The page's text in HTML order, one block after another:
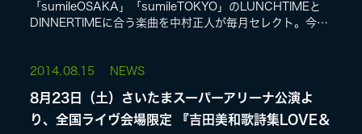
「sumileOSAKA」「sumileTOKYO」のLUNCHTIMEと
DINNERTIMEに合う楽曲を中村正人が毎月セレクト。今回
2014. 08.15 NEWS
8月23日（土）さいたまスーパーアリーナ公演よ
り、全国ライヴ会場限定 『吉田美和歌詩集LOVE＆